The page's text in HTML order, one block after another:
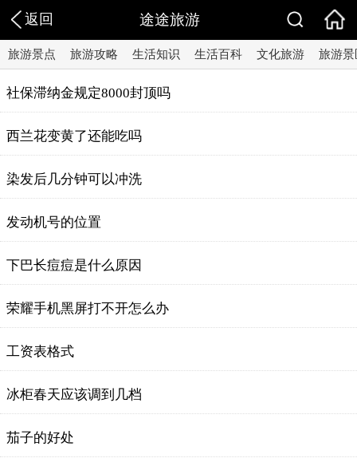
返回 途途旅游
旅游景点 旅游攻略 生活知识 生活百科 文化旅游 旅游景
社保滞纳金规定8000封顶吗
西兰花变黄了还能吃吗
染发后几分钟可以冲洗
发动机号的位置
下巴长痘痘是什么原因
荣耀手机黑屏打不开怎么办
工资表格式
冰柜春天应该调到几档
茄子的好处